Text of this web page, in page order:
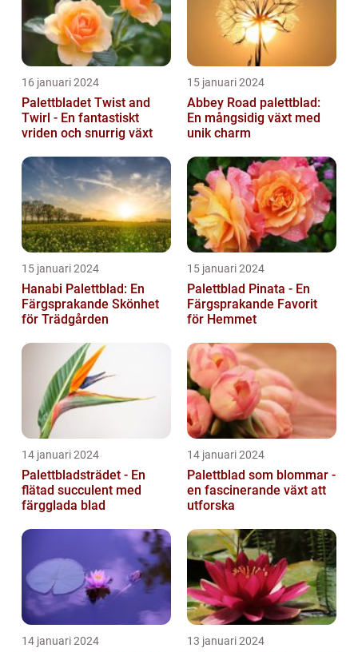
16 januari 2024
Palettbladet Twist and
Twirl - En fantastiskt
vriden och snurrig växt
15 januari 2024
Abbey Road palettblad:
En mångsidig växt med
unik charm
15 januari 2024
Hanabi Palettblad: En
Färgsprakande Skönhet
för Trädgården
15 januari 2024
Palettblad Pinata - En
Färgsprakande Favorit
för Hemmet
14 januari 2024
Palettbladsträdet - En
flätad succulent med
färgglada blad
14 januari 2024
Palettblad som blommar -
en fascinerande växt att
utforska
14 januari 2024 13 januari 2024